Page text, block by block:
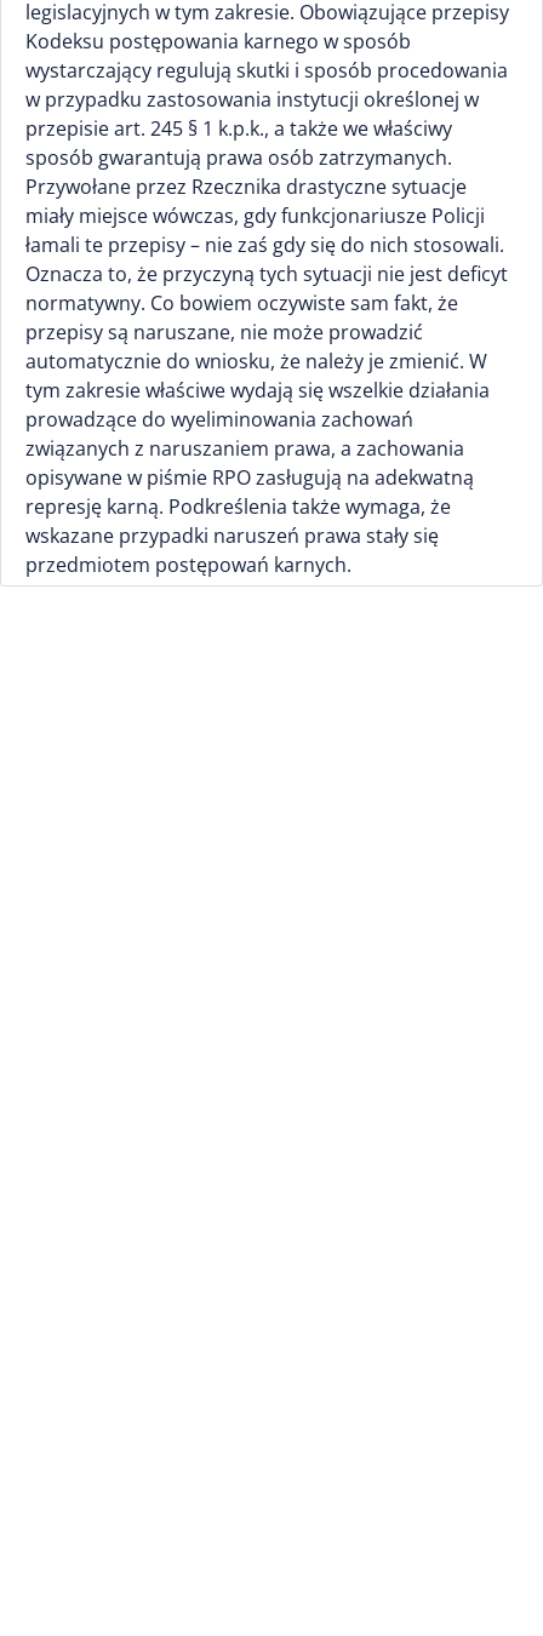
legislacyjnych w tym zakresie. Obowiązujące przepisy
Kodeksu postępowania karnego w sposób
wystarczający regulują skutki i sposób procedowania
w przypadku zastosowania instytucji określonej w
przepisie art. 245 § 1 k.p.k., a także we właściwy
sposób gwarantują prawa osób zatrzymanych.
Przywołane przez Rzecznika drastyczne sytuacje
miały miejsce wówczas, gdy funkcjonariusze Policji
łamali te przepisy – nie zaś gdy się do nich stosowali.
Oznacza to, że przyczyną tych sytuacji nie jest deficyt
normatywny. Co bowiem oczywiste sam fakt, że
przepisy są naruszane, nie może prowadzić
automatycznie do wniosku, że należy je zmienić. W
tym zakresie właściwe wydają się wszelkie działania
prowadzące do wyeliminowania zachowań
związanych z naruszaniem prawa, a zachowania
opisywane w piśmie RPO zasługują na adekwatną
represję karną. Podkreślenia także wymaga, że
wskazane przypadki naruszeń prawa stały się
przedmiotem postępowań karnych.